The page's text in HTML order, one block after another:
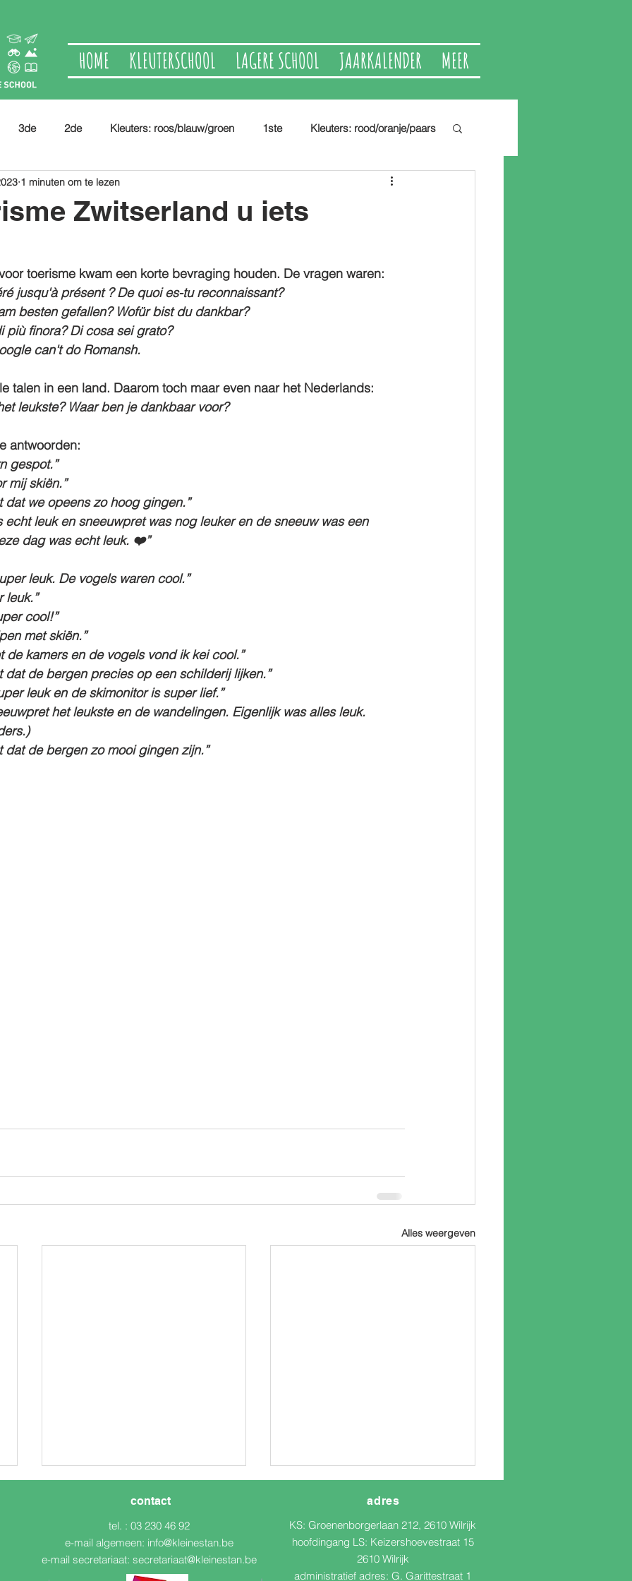
HOME KLEUTERSCHOOL LAGERE SCHOOL JAARKALENDER MEER
3de 2de Kleuters: roos/blauw/groen 1ste Kleuters: rood/oranje/paars
Zwitserland u iets
1 minuten om te lezen
toerisme kwam een korte bevraging houden. De vragen waren:
jusqu'à présent ? De quoi es-tu reconnaissant?
besten gefallen? Wofür bist du dankbar?
più finora? Di cosa sei grato?
can't do Romansh.
talen in een land. Daarom toch maar even naar het Nederlands:
leukste? Waar ben je dankbaar voor?
antwoorden:
gespot.”
mij skiën.”
dat we opeens zo hoog gingen.”
echt leuk en sneeuwpret was nog leuker en de sneeuw was een
dag was echt leuk. ❤️”
leuk. De vogels waren cool.”
leuk.”
cool!”
met skiën.”
de kamers en de vogels vond ik kei cool.”
dat de bergen precies op een schilderij lijken.”
leuk en de skimonitor is super lief.”
het leukste en de wandelingen. Eigenlijk was alles leuk.
dat de bergen zo mooi gingen zijn.”
Alles weergeven
(Bijna) uit...
contact
adres
tel. : 03 230 46 92
e-mail algemeen: info@kleinestan.be
e-mail secretariaat: secretariaat@kleinestan.be
KS: Groenenborgerlaan 212, 2610 Wilrijk
hoofdingang LS: Keizershoevestraat 15
2610 Wilrijk
administratief adres: G. Garittestraat 1